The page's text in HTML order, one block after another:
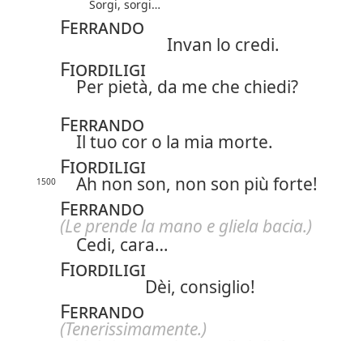
Sorgi, sorgi…
Ferrando
Invan lo credi.
Fiordiligi
Per pietà, da me che chiedi?
Ferrando
Il tuo cor o la mia morte.
Fiordiligi
1500 Ah non son, non son più forte!
Ferrando
(Le prende la mano e gliela bacia.)
Cedi, cara…
Fiordiligi
Dèi, consiglio!
Ferrando
(Tenerissimamente.)